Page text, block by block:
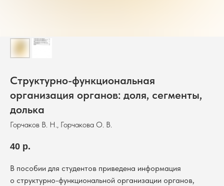
Структурно-функциональная
организация органов: доля, сегменты,
долька
Горчаков В. Н., Горчакова О. В.
40 р.
В пособии для студентов приведена информация
о структурно-функциональной организации органов,